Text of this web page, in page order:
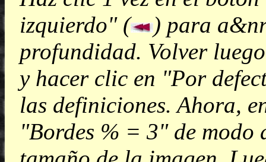
izquierdo" (
) para
profundidad. Volver
y hacer clic en "Por
las definiciones. Ahora,
"Bordes % = 3" de modo